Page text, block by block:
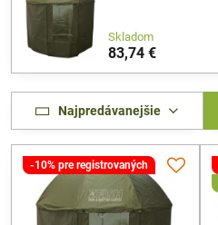
Skladom
83,74 €
Najpredávanejšie
-10% pre registrovaných